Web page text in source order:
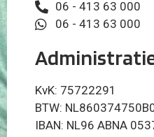
06 - 413 63 000
06 - 413 63 000
KvK: 75722291
BTW:
IBAN: NL96 ABNA